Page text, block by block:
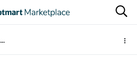
ETIQUETAS PRINCESAS-ESCOLARES-VOLTAS ÀS AULAS 2022